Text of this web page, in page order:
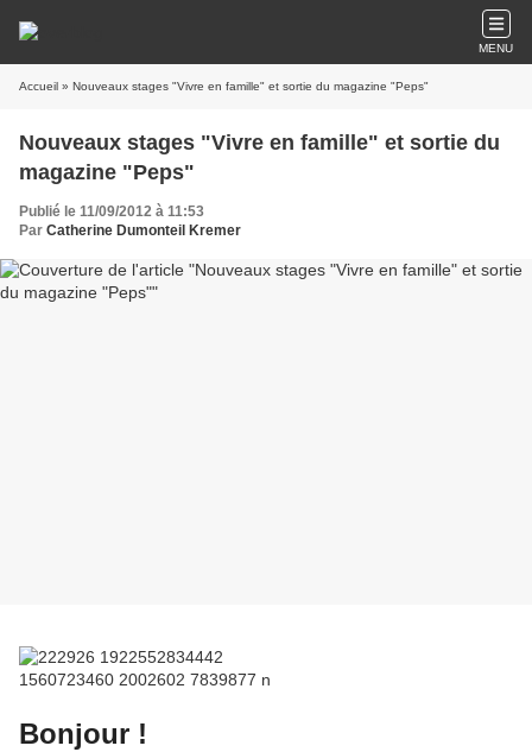
MENU
Accueil » Nouveaux stages "Vivre en famille" et sortie du magazine "Peps"
Nouveaux stages "Vivre en famille" et sortie du
magazine "Peps"
Publié le 11/09/2012 à 11:53
Par Catherine Dumonteil Kremer
Bonjour !